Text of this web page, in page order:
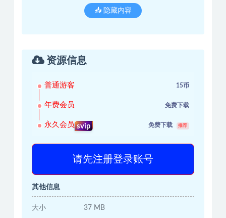
📥 隐藏内容
资源信息
普通游客 15币
年费会员 免费下载
永久会员 svip 免费下载 推荐
请先注册登录账号
其他信息
大小 37 MB